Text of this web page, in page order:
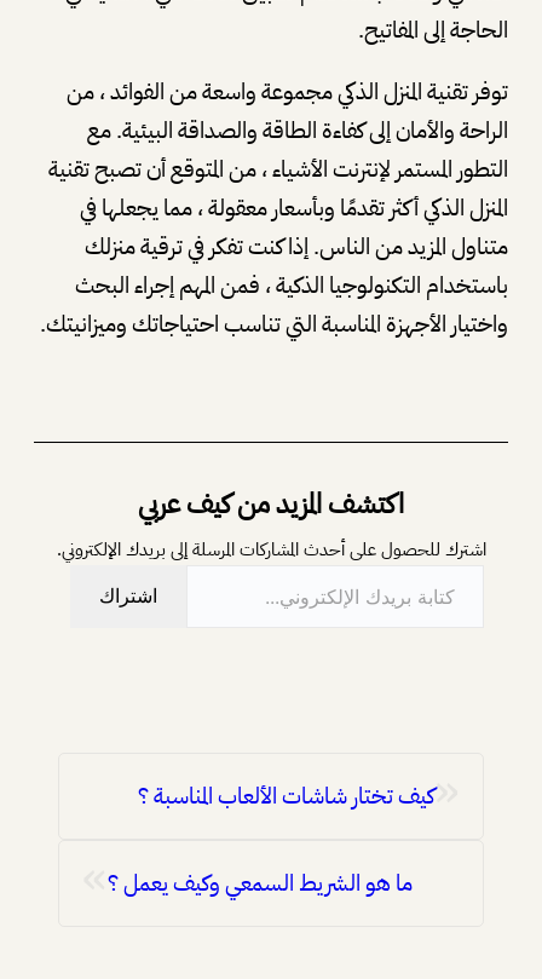
الحاجة إلى المفاتيح.
توفر تقنية المنزل الذكي مجموعة واسعة من الفوائد ، من
الراحة والأمان إلى كفاءة الطاقة والصداقة البيئية. مع
التطور المستمر لإنترنت الأشياء ، من المتوقع أن تصبح تقنية
المنزل الذكي أكثر تقدمًا وبأسعار معقولة ، مما يجعلها في
متناول المزيد من الناس. إذا كنت تفكر في ترقية منزلك
باستخدام التكنولوجيا الذكية ، فمن المهم إجراء البحث
واختيار الأجهزة المناسبة التي تناسب احتياجاتك وميزانيتك.
اكتشف المزيد من كيف عربي
اشترك للحصول على أحدث المشاركات المرسلة إلى بريدك الإلكتروني.
كتابة بريدك الإلكتروني…
اشتراك
«كيف تختار شاشات الألعاب المناسبة ؟
ما هو الشريط السمعي وكيف يعمل ؟